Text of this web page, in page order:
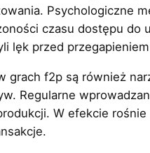
Psychologiczne
czasu dostępu do
lęk przed
grach f2p są również
Regularne
W efekcie